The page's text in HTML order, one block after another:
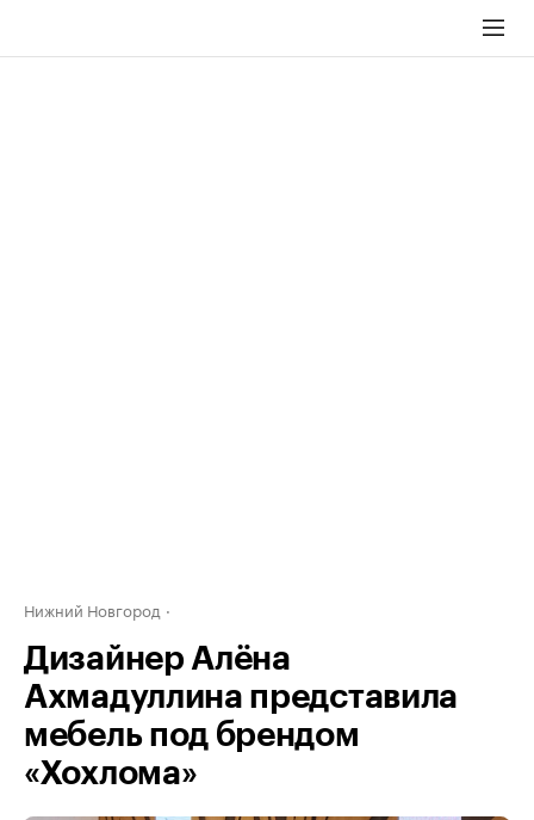
Нижний Новгород
Дизайнер Алёна
Ахмадуллина представила
мебель под брендом
«Хохлома»